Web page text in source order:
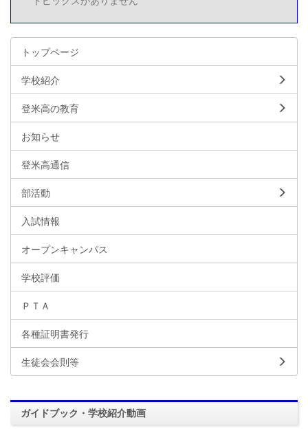
トップページ
学校紹介
登米高の教育
お知らせ
登米高通信
部活動
入試情報
オープンキャンパス
学校評価
ＰＴＡ
各種証明書発行
生徒会会則等
ガイドブック・学校紹介動画